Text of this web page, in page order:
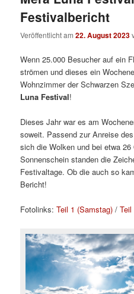
Festivalbericht
Veröffentlicht am22. August 2023
Wenn 25.000 Besucher auf ein
strömen und dieses ein
Wohnzimmer der Schwarzen
Luna Festival!
Dieses Jahr war es am
soweit. Passend zur Anreise
sich die Wolken und bei etwa 26
Sonnenschein standen die
Festivaltage. Ob die auch so
Bericht!
Fotolinks:Teil 1 (Samstag) /Teil